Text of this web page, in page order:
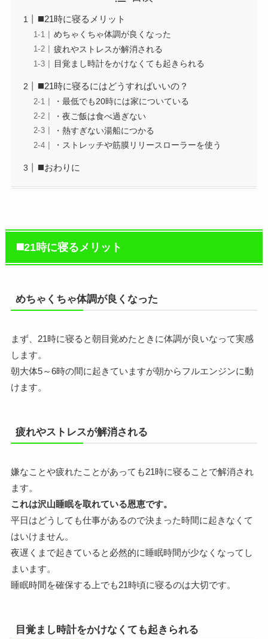
◼️21時に寝るメリット
めちゃくちゃ体調が良くなった
疲れやストレスが解消される
目覚まし時計をかけなくても起きられる
◼️21時に寝るにはどうすればいいの？
・最低でも20時には家についている
・夜ご飯は食べ過ぎない
・熱すぎない湯船につかる
・ストレッチや筋膜リリースローラーを使う
◼️おわりに
◼️21時に寝るメリット
めちゃくちゃ体調が良くなった
まず、21時に寝ると朝目覚めたときに体調が良いなって実感
します。
朝大体5～6時の間に起きていますが朝からフルエンジンに動
けます。
疲れやストレスが解消される
嫌なことや疲れたことがあっても21時に寝ることで解消され
ます。
これは沢山睡眠を取れている恩恵です。
平日はどうしても仕事があるので決まった時間に起きなくて
はいけません。
夜遅くまで起きていると必然的に睡眠時間が少なくなってし
まいます。
睡眠時間を確保する上でも21時頃に寝るのは大切です。
目覚まし時計をかけなくても起きられる